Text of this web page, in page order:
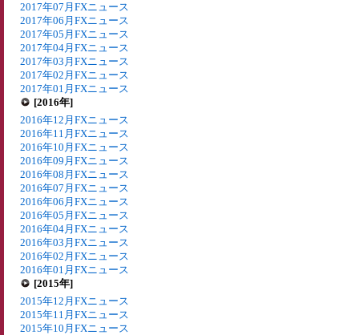
2017年07月FXニュース
2017年06月FXニュース
2017年05月FXニュース
2017年04月FXニュース
2017年03月FXニュース
2017年02月FXニュース
2017年01月FXニュース
[2016年]
2016年12月FXニュース
2016年11月FXニュース
2016年10月FXニュース
2016年09月FXニュース
2016年08月FXニュース
2016年07月FXニュース
2016年06月FXニュース
2016年05月FXニュース
2016年04月FXニュース
2016年03月FXニュース
2016年02月FXニュース
2016年01月FXニュース
[2015年]
2015年12月FXニュース
2015年11月FXニュース
2015年10月FXニュース